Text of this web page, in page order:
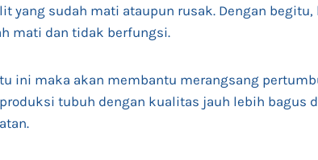
yang sudah mati ataupun rusak. Dengan
mati dan tidak berfungsi.
ini maka akan membantu merangsang
tubuh dengan kualitas jauh lebih bagus